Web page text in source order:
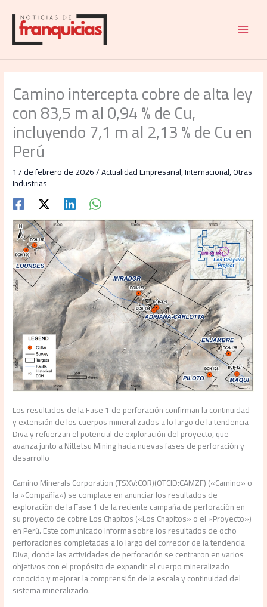
contenido
Camino intercepta cobre de alta ley
con 83,5 m al 0,94 % de Cu,
incluyendo 7,1 m al 2,13 % de Cu en
Perú
17 de febrero de 2026/Actualidad Empresarial,Internacional,Otras
Industrias
Los resultados de la Fase 1 de perforación confirman la continuidad
y extensión de los cuerpos mineralizados a lo largo de la tendencia
Diva y refuerzan el potencial de exploración del proyecto, que
avanza junto a Nittetsu Mining hacia nuevas fases de perforación y
desarrollo
Camino Minerals Corporation (TSXV:COR)(OTCID:CAMZF) («Camino» o
la «Compañía») se complace en anunciar los resultados de
exploración de la Fase 1 de la reciente campaña de perforación en
su proyecto de cobre Los Chapitos («Los Chapitos» o el «Proyecto»)
en Perú. Este comunicado informa sobre los resultados de ocho
perforaciones completadas a lo largo del corredor de la tendencia
Diva, donde las actividades de perforación se centraron en varios
objetivos con el propósito de expandir el cuerpo mineralizado
conocido y mejorar la comprensión de la escala y continuidad del
sistema mineralizado.